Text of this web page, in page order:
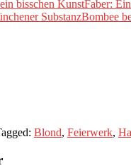
Faber:
Bombee
Blond, Feierwerk,